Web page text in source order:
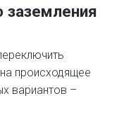
заземления
происходящее
вариантов –